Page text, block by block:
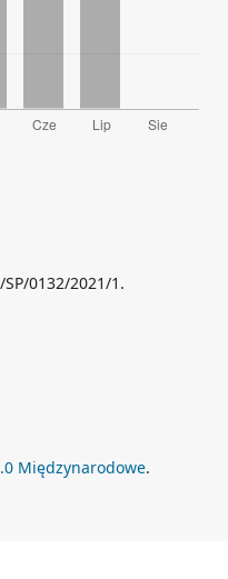
0132/2021/1.
Międzynarodowe.